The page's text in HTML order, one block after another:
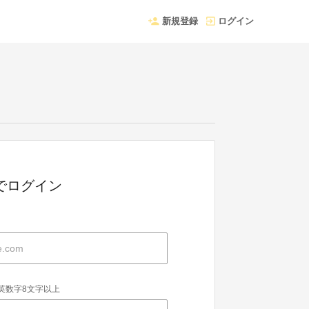
新規登録 ログイン
ログイン
数字8文字以上